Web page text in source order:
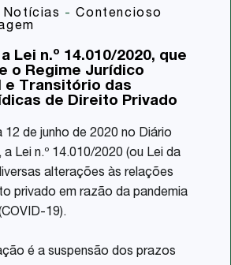
Share
Notícias -Contencioso
Lei n.º 14.010/2020, que
o Regime Jurídico
e Transitório das
de Direito Privado
12 de junho de 2020 no Diário
Lei n.º 14.010/2020 (ou Lei da
alterações às relações
privado em razão da pandemia
19).
é a suspensão dos prazos